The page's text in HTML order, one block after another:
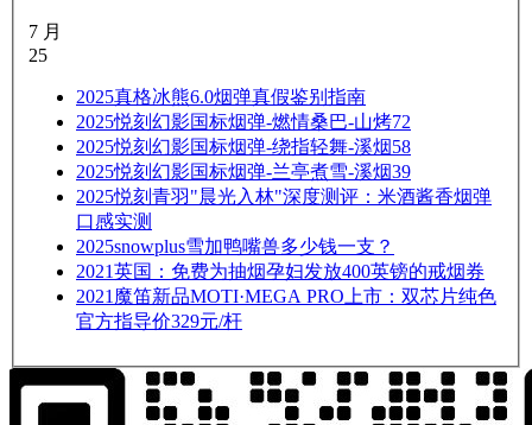
7 月
25
2025真格冰熊6.0烟弹真假鉴别指南
2025悦刻幻影国标烟弹-燃情桑巴-山烤72
2025悦刻幻影国标烟弹-绕指轻舞-溪烟58
2025悦刻幻影国标烟弹-兰亭煮雪-溪烟39
2025悦刻青羽"晨光入林"深度测评：米酒酱香烟弹
口感实测
2025snowplus雪加鸭嘴兽多少钱一支？
2021英国：免费为抽烟孕妇发放400英镑的戒烟券
2021 魔笛新品MOTI·MEGA PRO上市：双芯片纯色
官方指导价329元/杆